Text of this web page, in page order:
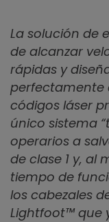
La solución de
de alcanzar
rápidas y
perfectamente
códigos láser
único sistema
operarios a
de clase 1 y, al
tiempo de
los cabezales
Lightfoot™ que